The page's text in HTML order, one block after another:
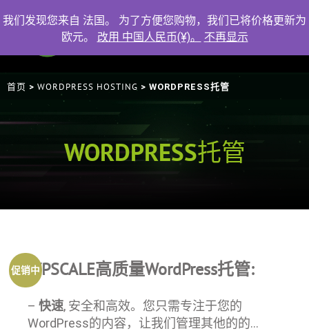
首页 > WORDPRESS HOSTING > WORDPRESS托管
WORDPRESS托管
促销中WPSCALE高质量WordPress托管:
– 快速, 安全和高效。您只需专注于您的
WordPress的内容，让我们管理其他的的…
我们发现您来自 法国。 为了方便您购物，我们已将价格更新为
欧元。 改用 中国人民币(¥)。 不再显示